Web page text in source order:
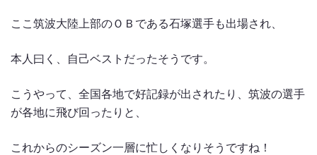
ここ筑波大陸上部のＯＢである石塚選手も出場され、
本人曰く、自己ベストだったそうです。
こうやって、全国各地で好記録が出されたり、筑波の選手
が各地に飛び回ったりと、
これからのシーズン一層に忙しくなりそうですね！